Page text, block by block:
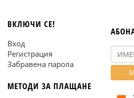
ВКЛЮЧИ СЕ!
Вход
Регистрация
Забравена парола
МЕТОДИ ЗА ПЛАЩАНЕ